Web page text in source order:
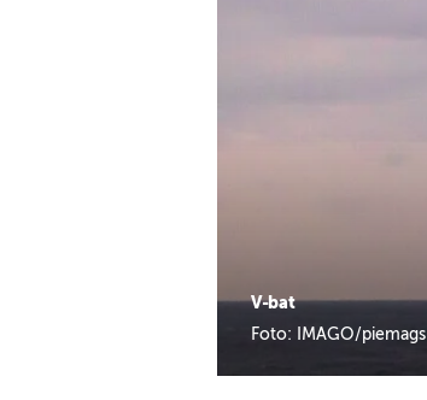
V-bat
Foto: IMAGO/piemags